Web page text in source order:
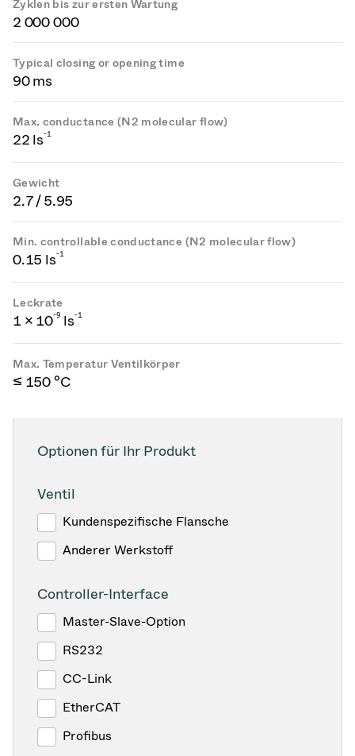
Zyklen bis zur ersten Wartung
2 000 000
Typical closing or opening time
90 ms
Max. conductance (N2 molecular flow)
22 ls-1
Gewicht
2.7 / 5.95
Min. controllable conductance (N2 molecular flow)
0.15 ls-1
Leckrate
1 × 10-9 ls-1
Max. Temperatur Ventilkörper
≤ 150 °C
Optionen für Ihr Produkt
Ventil
Kundenspezifische Flansche
Anderer Werkstoff
Controller-Interface
Master-Slave-Option
RS232
CC-Link
EtherCAT
Profibus